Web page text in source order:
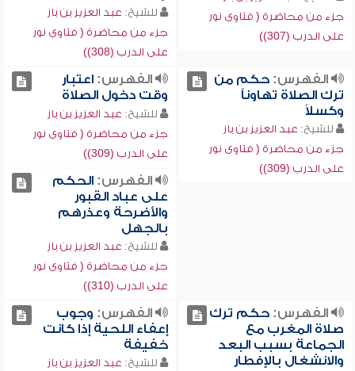
جزء من محاضرة ( فتاوى نور
على الدرب (307))
للشيخ: عبد العزيز بن باز
جزء من محاضرة ( فتاوى نور
على الدرب (308))
الفهرس:حكم من
ترك الصلاة تهاوناً
وكسلاً
للشيخ: عبد العزيز بن باز
جزء من محاضرة ( فتاوى نور
على الدرب (309))
الفهرس:اعتبار
وقت دخول الصلاة
للشيخ: عبد العزيز بن باز
جزء من محاضرة ( فتاوى نور
على الدرب (309))
الفهرس:الحكم
على عباد القبور
والأضرحة وعذرهم
بالجهل
للشيخ: عبد العزيز بن باز
جزء من محاضرة ( فتاوى نور
على الدرب (310))
الفهرس:حكم ترك
صلاة المغرب مع
الجماعة بسبب البعد
والانشغال بالإفطار
الفهرس: وجوب
إعفاء اللحية إذا كانت
خفيفة
للشيخ: عبد العزيز بن باز